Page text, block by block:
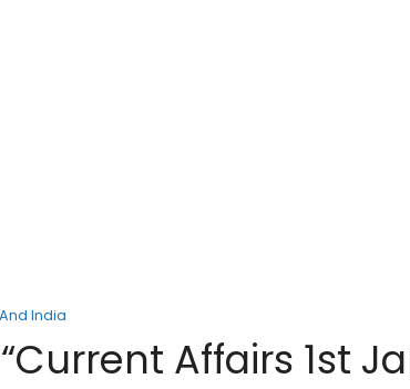
India
Affairs 1st